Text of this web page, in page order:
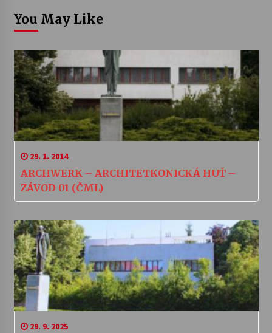
You May Like
29. 1. 2014
ARCHWERK – ARCHITETKONICKÁ HUŤ –
ZÁVOD 01 (ČML)
29. 9. 2025